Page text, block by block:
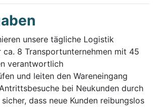
unsere tägliche Logistik
ca. 8 Transportunternehmen mit 45
verantwortlich
und leiten den Wareneingang
bei Neukunden durch
dass neue Kunden reibungslos